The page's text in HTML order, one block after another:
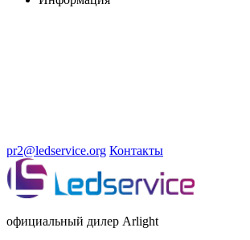
pr2@ledservice.org Контакты
официальный дилер Arlight